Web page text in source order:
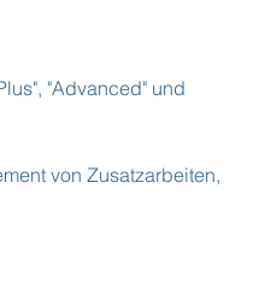
"Advanced" und
von Zusatzarbeiten,